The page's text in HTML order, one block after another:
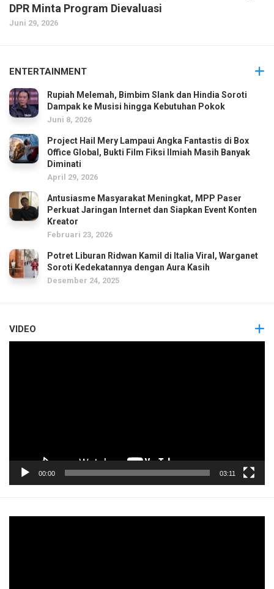
DPR Minta Program Dievaluasi
Juni 29, 2026
ENTERTAINMENT
Rupiah Melemah, Bimbim Slank dan Hindia Soroti
Dampak ke Musisi hingga Kebutuhan Pokok
Juni 8, 2026
Project Hail Mery Lampaui Angka Fantastis di Box
Office Global, Bukti Film Fiksi Ilmiah Masih Banyak
Diminati
April 29, 2026
Antusiasme Masyarakat Meningkat, MPP Paser
Perkuat Jaringan Internet dan Siapkan Event Konten
Kreator
Februari 23, 2026
Potret Liburan Ridwan Kamil di Italia Viral, Warganet
Soroti Kedekatannya dengan Aura Kasih
Desember 24, 2025
VIDEO
00:00 03:11